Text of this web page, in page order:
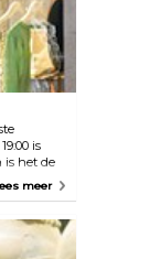
is
is het de
meer